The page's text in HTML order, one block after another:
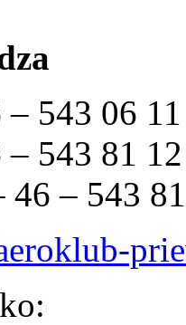
543 06 11
543 81 12
46 – 543